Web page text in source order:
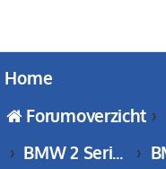
Home
Forumoverzicht
BMW 2 Serie - F22 forum